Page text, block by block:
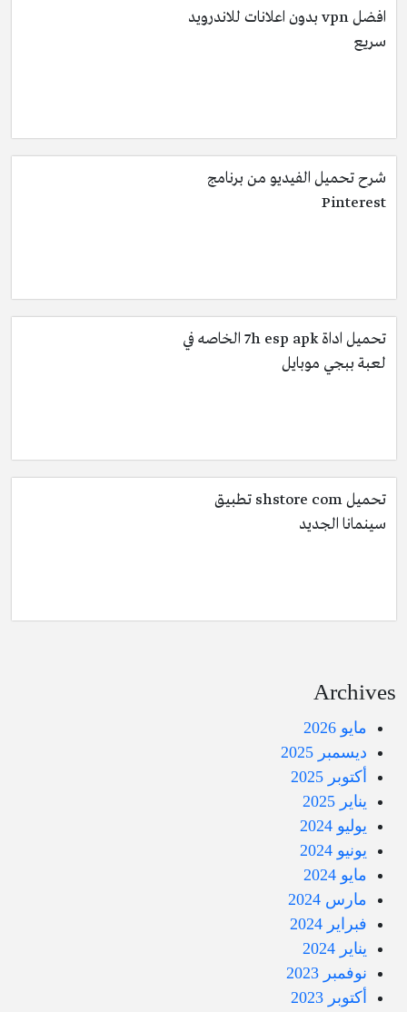
افضل vpn بدون اعلانات للاندرويد
سريع
شرح تحميل الفيديو من برنامج
Pinterest
تحميل اداة 7h esp apk الخاصه في
لعبة ببجي موبايل
تحميل shstore com تطبيق
سينمانا الجديد
مايو 2026
ديسمبر 2025
أكتوبر 2025
يناير 2025
يوليو 2024
يونيو 2024
مايو 2024
مارس 2024
فبراير 2024
يناير 2024
نوفمبر 2023
أكتوبر 2023